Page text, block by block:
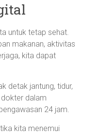
untuk tetap sehat.
makanan, aktivitas
kita dapat
detak jantung, tidur,
dalam
24 jam.
kita menemui